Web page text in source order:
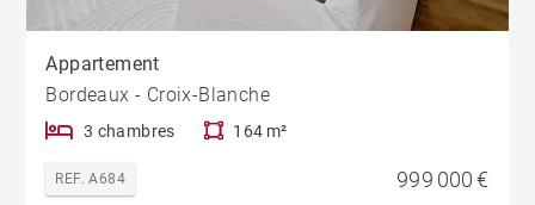
Appartement
Bordeaux - Croix-Blanche
3 chambres 164 m²
REF. A684 999 000 €